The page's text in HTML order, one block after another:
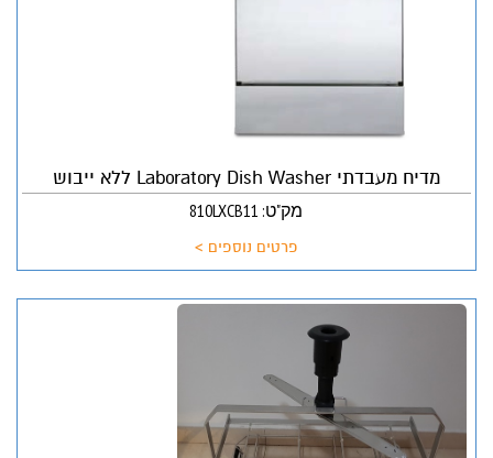
מדיח מעבדתי Laboratory Dish Washer ללא ייבוש
מק"ט: 810LXCB11
פרטים נוספים >